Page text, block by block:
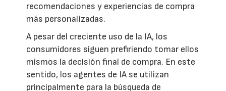
recomendaciones y experiencias de compra
más personalizadas.
A pesar del creciente uso de la IA, los
consumidores siguen prefiriendo tomar ellos
mismos la decisión final de compra. En este
sentido, los agentes de IA se utilizan
principalmente para la búsqueda de